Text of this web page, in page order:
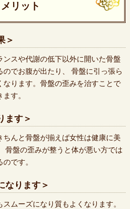
メリット
＞
スや代謝の低下以外に開いた骨盤
でお腹が出たり、 骨盤に引っ張ら
なります。骨盤の歪みを治すことで
す。
ます＞
ちんと骨盤が揃えば女性は健康に美
骨盤の歪みが整うと体が悪い方では
です。
なります＞
ムーズになり質もよくなります。